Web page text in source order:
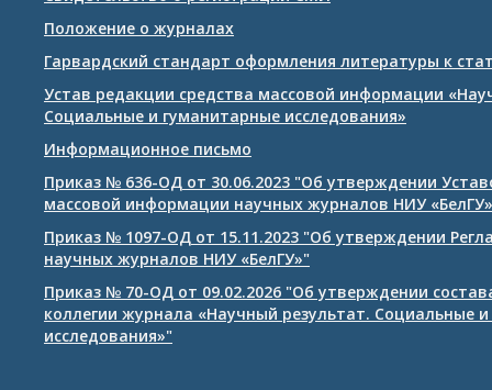
Положение о журналах
Гарвардский стандарт оформления литературы к
Устав редакции средства массовой информации
Социальные и гуманитарные исследования»
Информационное письмо
Приказ № 636-ОД от 30.06.2023 "Об утверждении
массовой информации научных журналов НИУ «БелГУ»
Приказ № 1097-ОД от 15.11.2023 "Об утверждении
научных журналов НИУ «БелГУ»"
Приказ № 70-ОД от 09.02.2026 "Об утверждении
коллегии журнала «Научный результат. Социальные
исследования»"